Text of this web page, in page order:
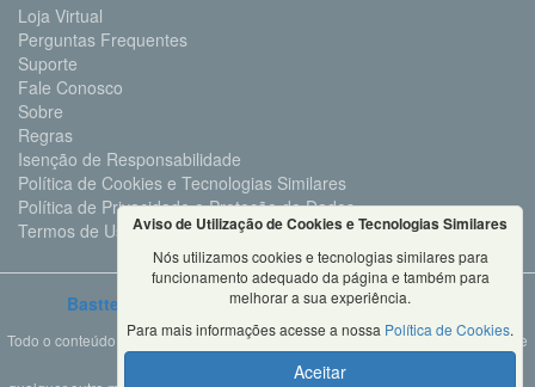
Loja Virtual
Perguntas Frequentes
Suporte
Fale Conosco
Sobre
Regras
Isenção de Responsabilidade
Política de Cookies e Tecnologias Similares
Política de Privacidade e Proteção de Dados
Termos de Uso
Bastter.com 2001 ©Todos os Direitos Reservados
Todo o conteúdo deste site é propriedade da Bastter.com, sendo expressamente
proibido o seu uso em sites, videos, cursos ou
Aviso de Utilização de Cookies e Tecnologias Similares
Nós utilizamos cookies e tecnologias similares para
funcionamento adequado da página e também para
melhorar a sua experiência.
Para mais informações acesse a nossa Política de Cookies.
Aceitar